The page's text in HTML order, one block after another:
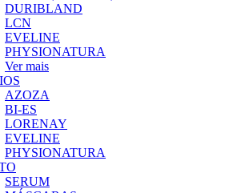
DURIBLAND
LCN
EVELINE
PHYSIONATURA
Ver mais
AZOZA
BI-ES
LORENAY
EVELINE
PHYSIONATURA
SERUM